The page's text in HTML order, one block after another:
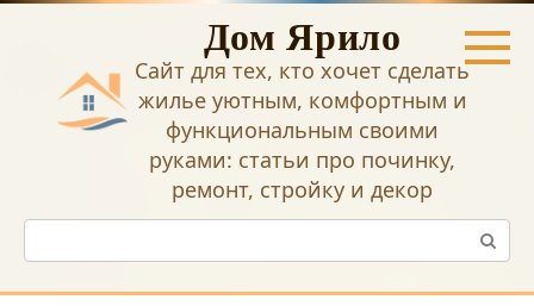
Перейти
Дом Ярило
Сайт для тех, кто хочет сделать
жилье уютным, комфортным и
функциональным своими
руками: статьи про починку,
ремонт, стройку и декор
Поиск: